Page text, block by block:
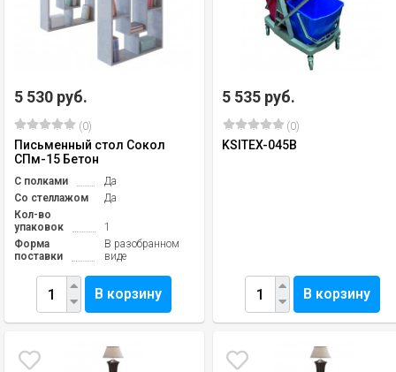
5 530 руб.
(0)
Письменный стол Сокол
СПм-15 Бетон
С полками
Да
Со стеллажом
Да
Кол-во
упаковок
1
Форма
поставки
В разобранном
виде
В корзину
5 535 руб.
(0)
KSITEX-045B
В корзину